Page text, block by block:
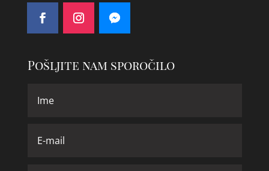
Pošljite nam sporočilo